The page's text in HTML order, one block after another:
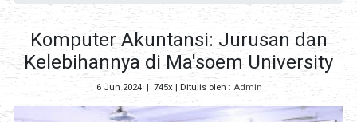
Komputer Akuntansi: Jurusan dan
Kelebihannya di Ma'soem University
6 Jun 2024 745x | Ditulis oleh :Admin